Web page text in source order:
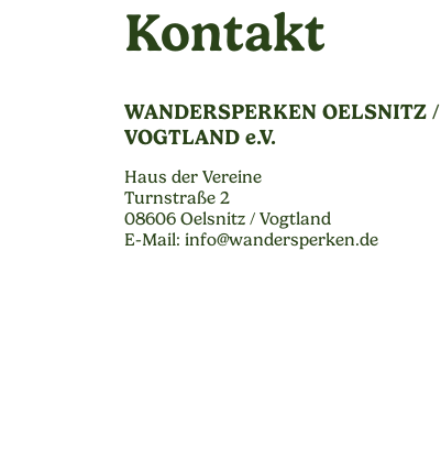
Kontakt
WANDERSPERKEN OELSNITZ /
VOGTLAND e.V.
Haus der Vereine
Turnstraße 2
08606 Oelsnitz / Vogtland
E-Mail: info@wandersperken.de